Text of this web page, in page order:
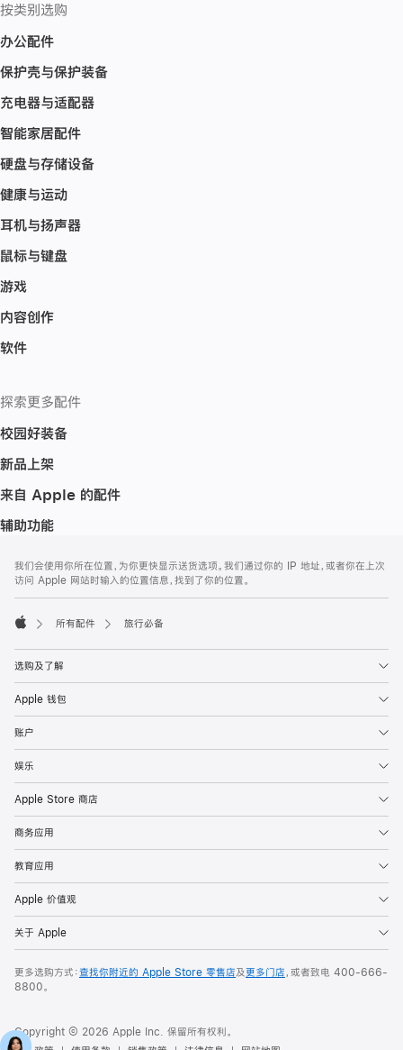
按类别选购
办公配件
保护壳与保护装备
充电器与适配器
智能家居配件
硬盘与存储设备
健康与运动
耳机与扬声器
鼠标与键盘
游戏
内容创作
软件
探索更多配件
校园好装备
新品上架
来自 Apple 的配件
辅助功能
页
页
脚
注
我们会使用你所在位置，为你更快显示送货选项。我们通过你的 IP 地址，或者你在上次
访问 Apple 网站时输入的位置信息，找到了你的位置。
所有配件 旅行必备
选购及了解
Apple 钱包
账户
娱乐
Apple Store 商店
商务应用
教育应用
Apple 价值观
关于 Apple
更多选购方式：查找你附近的 Apple Store 零售店及更多门店，或者致电 400-666-
8800。
Copyright © 2026 Apple Inc. 保留所有权利。